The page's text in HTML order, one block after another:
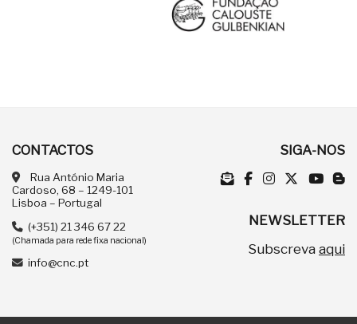
CONTACTOS
Rua António Maria
Cardoso, 68 – 1249-101
Lisboa – Portugal
(+351) 21 346 67 22
(Chamada para rede fixa nacional)
info@cnc.pt
SIGA-NOS
NEWSLETTER
Subscreva aqui